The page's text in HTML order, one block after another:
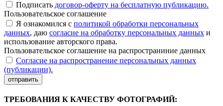
Подписать договор-оферту на бесплатную публикацию.
Пользовательское соглашение
Я ознакомился с политикой обработки персональных
данных, даю согласие на обработку персональных данных и
использование авторского права.
Пользовательское соглашение на распространиние данных
Согласие на распространение персональных данных
(публикации).
отправить
ТРЕБОВАНИЯ К КАЧЕСТВУ ФОТОГРАФИЙ: